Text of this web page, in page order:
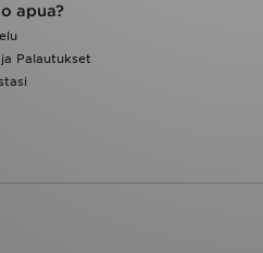
apua?
Palautukset